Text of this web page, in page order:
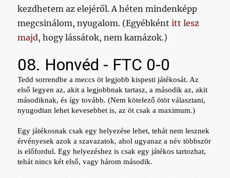
kezdhetem az elejéről. A héten mindenképp
megcsinálom, nyugalom. (Egyébkéntitt lesz
majd, hogy lássátok, nem kamázok.)